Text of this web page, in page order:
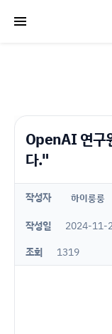
OpenAI 연구
다."
작성자 하이룽룽
작성일
2024-11-
조회
1319